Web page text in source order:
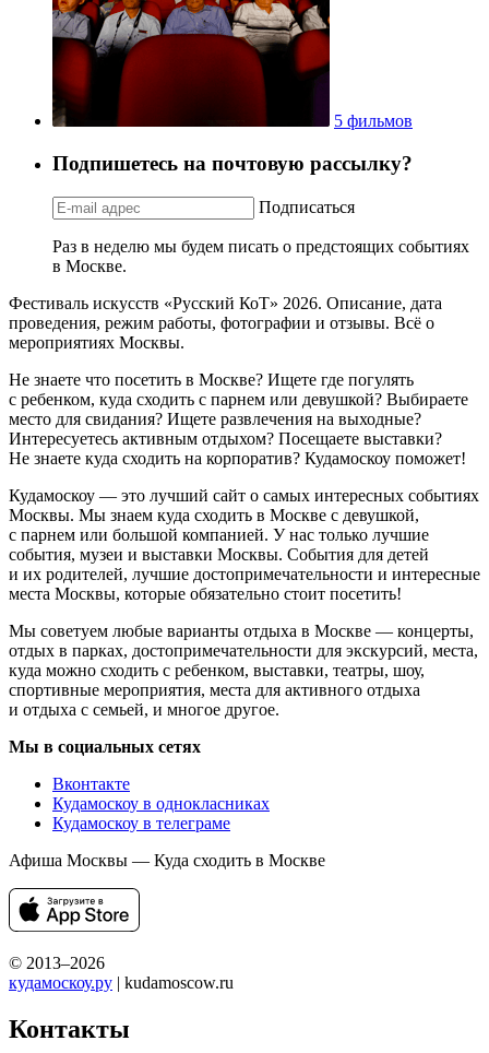
5 фильмов
Подпишетесь на почтовую рассылку?
Подписаться
Раз в неделю мы будем писать о предстоящих событиях
в Москве.
Фестиваль искусств «Русский КоТ» 2026. Описание, дата
проведения, режим работы, фотографии и отзывы. Всё о
мероприятиях Москвы.
Не знаете что посетить в Москве? Ищете где погулять
с ребенком, куда сходить с парнем или девушкой? Выбираете
место для свидания? Ищете развлечения на выходные?
Интересуетесь активным отдыхом? Посещаете выставки?
Не знаете куда сходить на корпоратив? Кудамоскоу поможет!
Кудамоскоу — это лучший сайт о самых интересных событиях
Москвы. Мы знаем куда сходить в Москве с девушкой,
с парнем или большой компанией. У нас только лучшие
события, музеи и выставки Москвы. События для детей
и их родителей, лучшие достопримечательности и интересные
места Москвы, которые обязательно стоит посетить!
Мы советуем любые варианты отдыха в Москве — концерты,
отдых в парках, достопримечательности для экскурсий, места,
куда можно сходить с ребенком, выставки, театры, шоу,
спортивные мероприятия, места для активного отдыха
и отдыха с семьей, и многое другое.
Мы в социальных сетях
Вконтакте
Кудамоскоу в однокласниках
Кудамоскоу в телеграме
Афиша Москвы — Куда сходить в Москве
© 2013–2026
кудамоскоу.ру | kudamoscow.ru
Контакты